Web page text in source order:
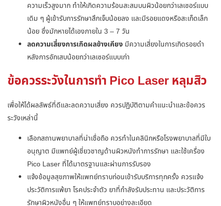
ความเร็วสูงมาก ทำให้เกิดความร้อนสะสมบนผิวน้อยกว่าเลเซอร์แบบ
เดิม ๆ ผู้เข้ารับการรักษาสึกเจ็บน้อยลง และมีรอยแดงหรือสะเก็ดเล็ก
น้อย ซึ่งมักหายได้เองภายใน 3 – 7 วัน
ลดความเสี่ยงการเกิดผลข้างเคียง มีความเสี่ยงในการเกิดรอยดำ
หลังการอักเสบน้อยกว่าเลเซอร์แบบเก่า
ข้อควรระวังในการทำ Pico Laser หลุมสิว
เพื่อให้ได้ผลลัพธ์ที่ดีและลดความเสี่ยง ควรปฏิบัติตามคำแนะนำและข้อควร
ระวังเหล่านี้
เลือกสถานพยาบาลที่น่าเชื่อถือ ควรทำในคลินิกหรือโรงพยาบาลที่มีใบ
อนุญาต มีแพทย์ผู้เชี่ยวชาญด้านผิวหนังทำการรักษา และใช้เครื่อง
Pico Laser ที่ได้มาตรฐานและผ่านการรับรอง
แจ้งข้อมูลสุขภาพให้แพทย์ทราบก่อนเข้ารับบริการทุกครั้ง ควรแจ้ง
ประวัติการแพ้ยา โรคประจำตัว ยาที่กำลังรับประทาน และประวัติการ
รักษาผิวหนังอื่น ๆ ให้แพทย์ทราบอย่างละเอียด